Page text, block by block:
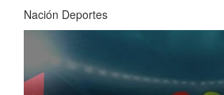
Nación Deportes